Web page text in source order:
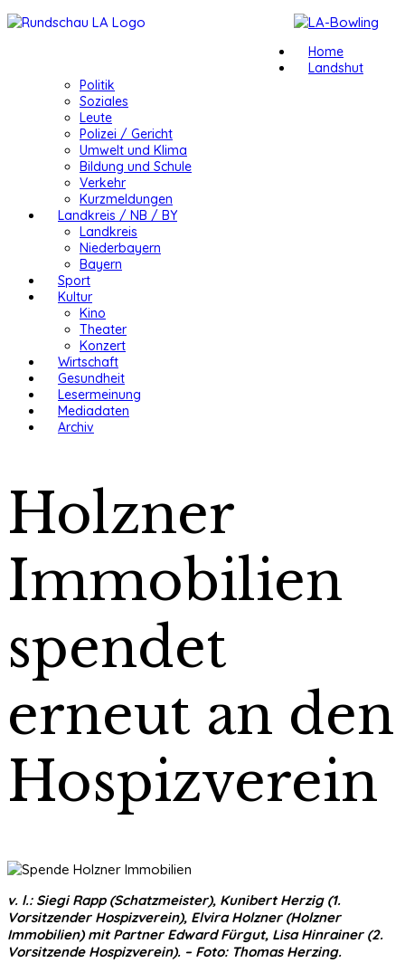
Home
Landshut
Politik
Soziales
Leute
Polizei / Gericht
Umwelt und Klima
Bildung und Schule
Verkehr
Kurzmeldungen
Landkreis / NB / BY
Landkreis
Niederbayern
Bayern
Sport
Kultur
Kino
Theater
Konzert
Wirtschaft
Gesundheit
Lesermeinung
Mediadaten
Archiv
Holzner
Immobilien
spendet
erneut an den
Hospizverein
v. l.: Siegi Rapp (Schatzmeister), Kunibert Herzig (1.
Vorsitzender Hospizverein), Elvira Holzner (Holzner
Immobilien) mit Partner Edward Fürgut, Lisa Hinrainer (2.
Vorsitzende Hospizverein). – Foto: Thomas Herzing.